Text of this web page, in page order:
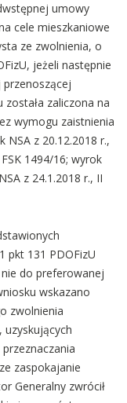
umowy
cele mieszkaniowe
ze zwolnienia, o
jeżeli następnie
zaliczona na
wymogu zaistnienia
z 20.12.2018 r.,
1494/16; wyrok
z 24.1.2018 r., II
pkt 131 PDOFizU
do preferowanej
wskazano
zwolnienia
zaspokajanie
Generalny zwrócił